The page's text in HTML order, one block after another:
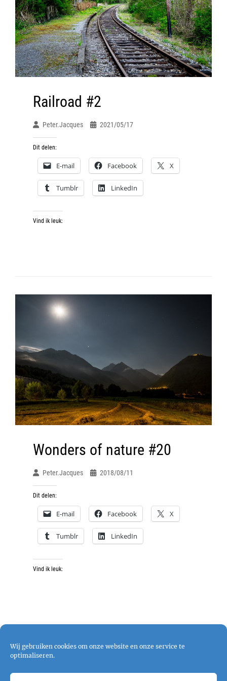
Wij gebruiken cookies om onze website en onze service te
optimaliseren.
Railroad #2
Peter.jacques 2021/05/17
Dit delen:
E-mail Facebook X
Tumblr LinkedIn
Vind ik leuk:
Wonders of nature #20
Peter.jacques 2018/08/11
Dit delen:
E-mail Facebook X
Tumblr LinkedIn
Vind ik leuk: